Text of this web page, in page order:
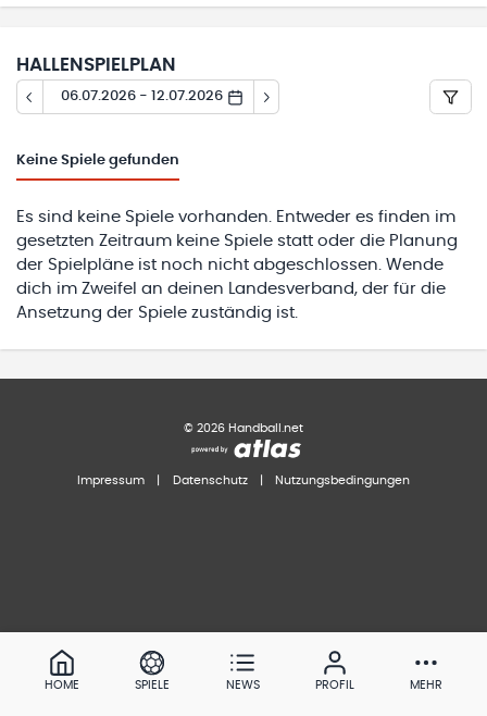
HALLENSPIELPLAN
06.07.2026 - 12.07.2026
Keine Spiele gefunden
Es sind keine Spiele vorhanden. Entweder es finden im
gesetzten Zeitraum keine Spiele statt oder die Planung
der Spielpläne ist noch nicht abgeschlossen. Wende
dich im Zweifel an deinen Landesverband, der für die
Ansetzung der Spiele zuständig ist.
© 2026 Handball.net
Impressum Datenschutz Nutzungsbedingungen
HOME SPIELE NEWS PROFIL MEHR